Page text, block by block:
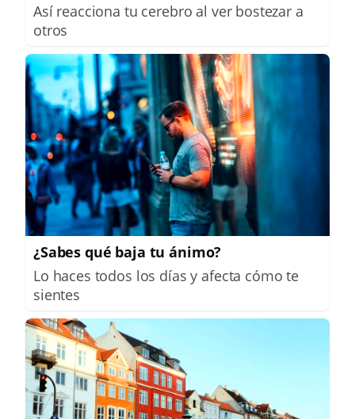
Así reacciona tu cerebro al ver bostezar a
otros
¿Sabes qué baja tu ánimo?
Lo haces todos los días y afecta cómo te
sientes